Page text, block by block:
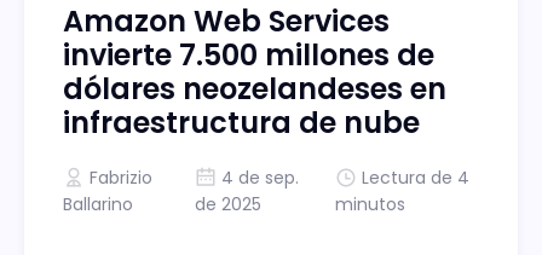
Amazon Web Services
invierte 7.500 millones de
dólares neozelandeses en
infraestructura de nube
Fabrizio
Ballarino
4 de sep.
de 2025
Lectura de 4
minutos